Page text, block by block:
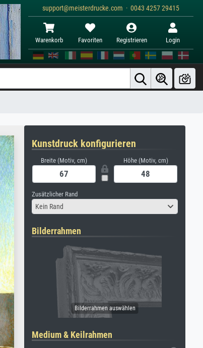
support@meisterdrucke.com · 0043 4257 29415
Warenkorb Favoriten Registrieren Login
Kunstdruck konfigurieren
Breite (Motiv, cm) Höhe (Motiv, cm)
Zusätzlicher Rand
Kein Rand
Bilderrahmen
Medium & Keilrahmen